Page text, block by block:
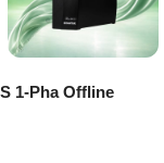
1-Pha Offline